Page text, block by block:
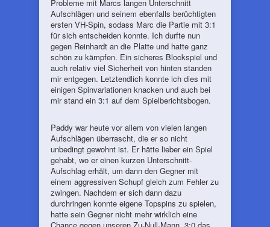
Probleme mit Marcs langen Unterschnitt
Aufschlägen und seinem ebenfalls berüchtigten
ersten VH-Spin, sodass Marc die Partie mit 3:1
für sich entscheiden konnte. Ich durfte nun
gegen Reinhardt an die Platte und hatte ganz
schön zu kämpfen. Ein sicheres Blockspiel und
auch relativ viel Sicherheit von hinten standen
mir entgegen. Letztendlich konnte ich dies mit
einigen Spinvariationen knacken und auch bei
mir stand ein 3:1 auf dem Spielberichtsbogen.
Paddy war heute vor allem von vielen langen
Aufschlägen überrascht, die er so nicht
unbedingt gewohnt ist. Er hätte lieber ein Spiel
gehabt, wo er einen kurzen Unterschnitt-
Aufschlag erhält, um dann den Gegner mit
einem aggressiven Schupf gleich zum Fehler zu
zwingen. Nachdem er sich dann dazu
durchringen konnte eigene Topspins zu spielen,
hatte sein Gegner nicht mehr wirklich eine